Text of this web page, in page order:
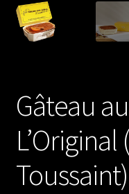
Gâteau
Toussaint)